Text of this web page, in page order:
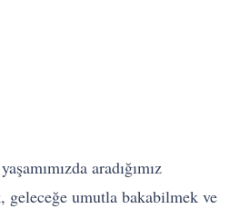
aradığımız
geleceğe umutla bakabilmek ve